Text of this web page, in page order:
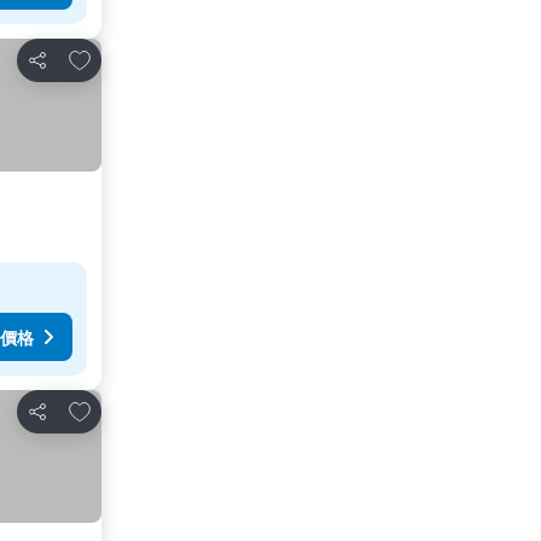
分享
放到收藏夾
格
分享
放到收藏夾